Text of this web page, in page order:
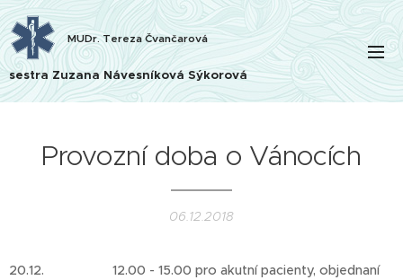
MUDr. Tereza Čvančarová
sestra Zuzana Návesníková Sýkorová
Provozní doba o Vánocích
06.12.2018
20.12. 12.00 - 15.00 pro akutní pacienty, objednaní